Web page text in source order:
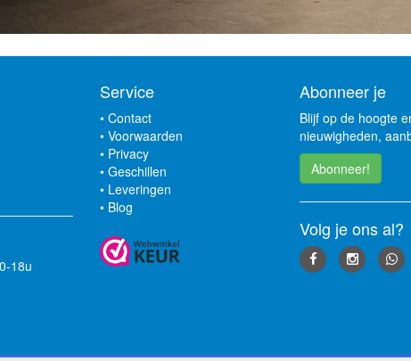
18u
Service
• Contact
• Voorwaarden
• Privacy
• Geschillen
• Leveringen
• Blog
Abonneer je
Blijf op de hoogte
nieuwigheden,
Abonneer!
Volg je ons al?